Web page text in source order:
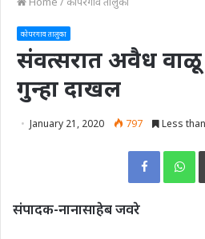
कोपरगाव तालुका
संवत्सरात अवैध वाळू
गुन्हा दाखल
January 21, 2020 797 Less
संपादक-नानासाहेब जवरे